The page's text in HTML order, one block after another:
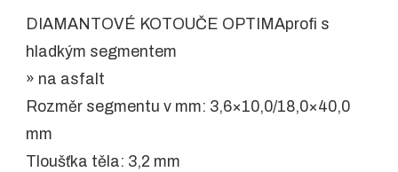
DIAMANTOVÉ KOTOUČE OPTIMAprofi s
hladkým segmentem
» na asfalt
Rozměr segmentu v mm: 3,6×10,0/18,0×40,0
mm
Tloušťka těla: 3,2 mm